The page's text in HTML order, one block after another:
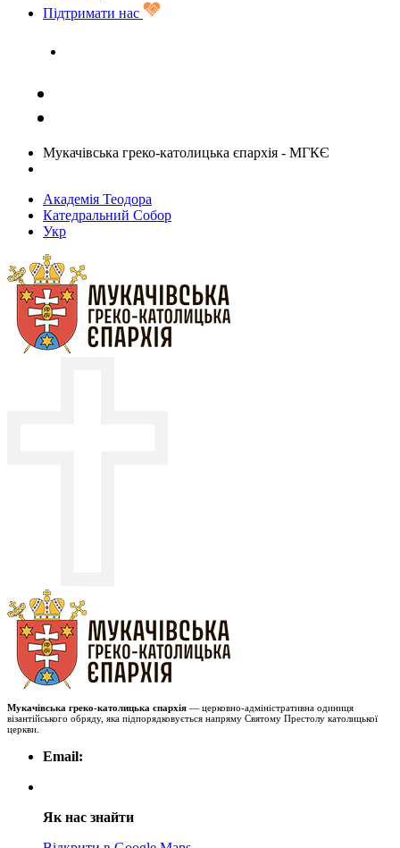
Підтримати нас
Мукачівська греко-католицька єпархія - МГКЄ
Академія Теодора
Катедральний Собор
Укр
Мукачівська греко-католицька єпархія — церковно-адміністративна одиниця
візантійського обряду, яка підпорядковується напряму Святому Престолу католицької
церкви.
Email:
Як нас знайти